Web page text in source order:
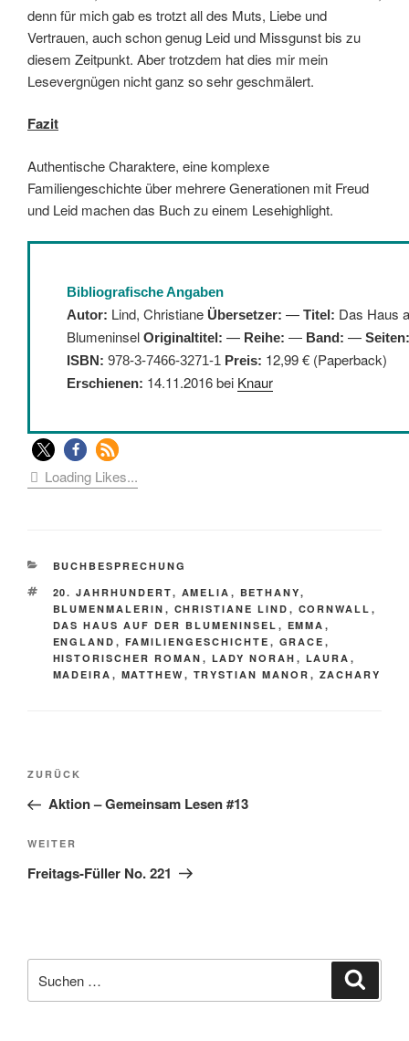
denn für mich gab es trotzt all des Muts, Liebe und
Vertrauen, auch schon genug Leid und Missgunst bis zu
diesem Zeitpunkt. Aber trotzdem hat dies mir mein
Lesevergnügen nicht ganz so sehr geschmälert.
Fazit
Authentische Charaktere, eine komplexe
Familiengeschichte über mehrere Generationen mit Freud
und Leid machen das Buch zu einem Lesehighlight.
Bibliografische Angaben
Autor: Lind, Christiane Übersetzer: — Titel: Das Haus
Blumeninsel Originaltitel: — Reihe: — Band: — Seiten:
ISBN: 978-3-7466-3271-1 Preis: 12,99 € (Paperback)
Erschienen: 14.11.2016 bei Knaur
Loading Likes...
KATEGORIEN
BUCHBESPRECHUNG
SCHLAGWÖRTER
20. JAHRHUNDERT, AMELIA , BETHANY,
BLUMENMALERIN , CHRISTIANE LIND , CORNWALL ,
DAS HAUS AUF DER BLUMENINSEL , EMMA ,
ENGLAND , FAMILIENGESCHICHTE , GRACE ,
HISTORISCHER ROMAN , LADY NORAH , LAURA ,
MADEIRA , MATTHEW , TRYSTIAN MANOR , ZACHARY
Beitragsnavigation
Vorheriger
Beitrag
ZURÜCK
Aktion – Gemeinsam Lesen #13
Nächster
Beitrag
WEITER
Freitags-Füller No. 221
nach: